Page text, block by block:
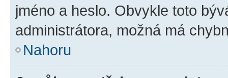
jméno a heslo. Obvykle toto
administrátora, možná má
Nahoru